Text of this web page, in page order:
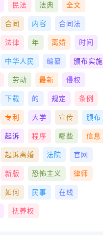
民法 法典 全文
合同 内容 合同法
法律 年 离婚 时间
中华人民 编纂 颁布实施
劳动 最新 侵权
下载 的 规定 条例
专利 大学 宣传 颁布
起诉 程序 哪些 信息
起诉离婚 法院 官网
新版 恐怖主义 律师
如何 民事 在线
抚养权